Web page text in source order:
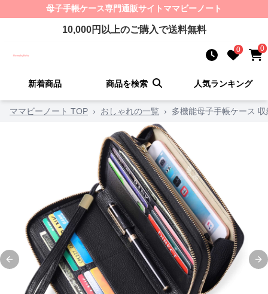
母子手帳ケース専門通販サイト ママビーノート
10,000円以上のご購入で送料無料
0 0
新着商品 商品を検索 人気ランキング
ママビーノート TOP › おしゃれの一覧 › 多機能母子手帳ケース
Previous slide